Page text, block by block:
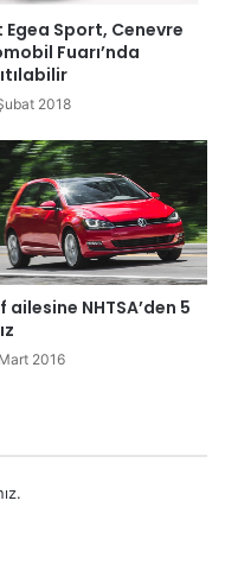
Egea Sport, Cenevre
Fuarı’nda
2018
ailesine NHTSA’den 5
2016
.